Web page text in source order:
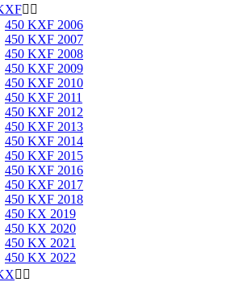
 
450 KXF 2006
450 KXF 2007
450 KXF 2008
450 KXF 2009
450 KXF 2010
450 KXF 2011
450 KXF 2012
450 KXF 2013
450 KXF 2014
450 KXF 2015
450 KXF 2016
450 KXF 2017
450 KXF 2018
450 KX 2019
450 KX 2020
450 KX 2021
450 KX 2022
 